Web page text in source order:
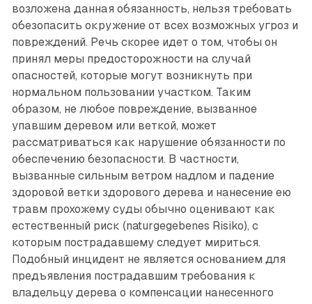
возложена данная обязанность, нельзя требовать
обезопасить окружение от всех возможных угроз и
повреждений. Речь скорее идет о том, чтобы он
принял меры предосторожности на случай
опасностей, которые могут возникнуть при
нормальном пользовании участком. Таким
образом, не любое повреждение, вызванное
упавшим деревом или веткой, может
рассматриваться как нарушение обязанности по
обеспечению безопасности. В частности,
вызванные сильным ветром надлом и падение
здоровой ветки здорового дерева и нанесение ею
травм прохожему суды обычно оценивают как
естественный риск (naturgegebenes Risiko), с
которым пострадавшему следует мириться.
Подобный инцидент не является основанием для
предъявления пострадавшим требования к
владельцу дерева о компенсации нанесенного